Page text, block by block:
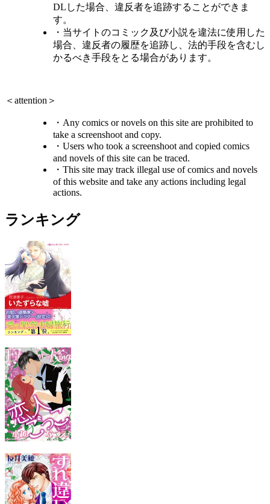
DLした場合、違反者を追跡することができま
す。
・当サイトのコミック及び小説を違法に使用した
場合、違反者の履歴を追跡し、法的手段を含むし
かるべき手段をとる場合があります。
＜attention＞
・Any comics or novels on this site are prohibited to
take a screenshoot and copy.
・Users who took a screenshoot and copied comics
and novels of this site can be traced.
・This site may track illegal use of comics and novels
of this website and take any actions including legal
actions.
ランキング